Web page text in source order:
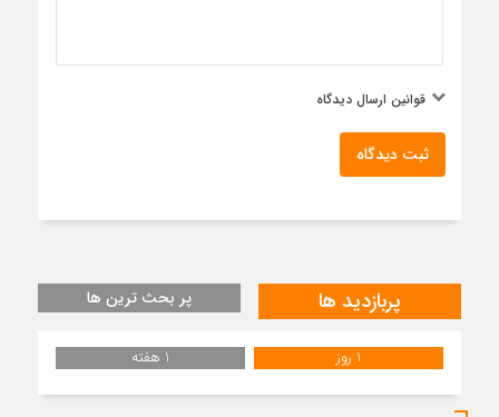
قوانین ارسال دیدگاه
ثبت دیدگاه
پربازدید ها پر بحث ترین ها
1 روز 1 هفته